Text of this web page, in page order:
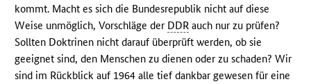
kommt. Macht es sich die Bundesrepublik nicht auf diese
Weise unmöglich, Vorschläge der DDR auch nur zu prüfen?
Sollten Doktrinen nicht darauf überprüft werden, ob sie
geeignet sind, den Menschen zu dienen oder zu schaden? Wir
sind im Rückblick auf 1964 alle tief dankbar gewesen für eine